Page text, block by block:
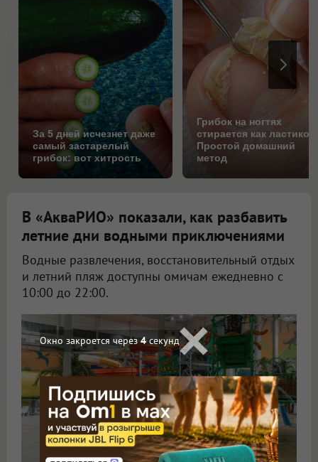
За 5 дней исчезнет даже
самый застарелый
грибок: вот хитрость
Грибок на ногтях
стирается как
Простой домашний
метод
В «АкваРИО» показали, как разбавить
летние дни водными приключениями
Водные развлечения, восстановительный отдых
и летний пляж доступны омичам ежедневно с
10:00 до 22:00.
Окно закроется через3секунд